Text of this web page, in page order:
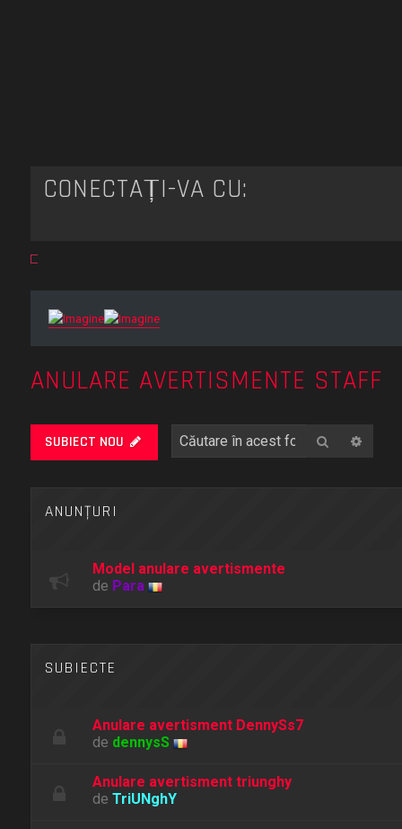
CONECTAȚI-VĂ CU:
ANULARE AVERTISMENTE STAFF
SUBIECT NOU Căutare
ANUNŢURI
Model anulare avertismente
de Para
SUBIECTE
Anulare avertisment DennySs7
de dennysS
Anulare avertisment triunghy
de TriUNghY